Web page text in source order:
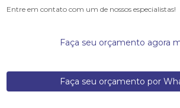
Entre em contato com um de nossos especialistas!
Faça seu orçamento agora
Faça seu orçamento por